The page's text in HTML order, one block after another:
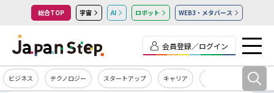
総合TOP 宇宙 AI ロボット WEB3・メタバース
会員登録／ログイン
ビジネス テクノロジー スタートアップ キャリア